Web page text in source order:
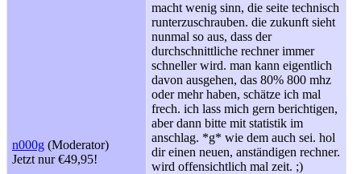
n000g (Moderator)
Jetzt nur €49,95!
macht wenig sinn, die seite technisch
runterzuschrauben. die zukunft sieht
nunmal so aus, dass der
durchschnittliche rechner immer
schneller wird. man kann eigentlich
davon ausgehen, das 80% 800 mhz
oder mehr haben, schätze ich mal
frech. ich lass mich gern berichtigen,
aber dann bitte mit statistik im
anschlag. *g* wie dem auch sei. hol
dir einen neuen, anständigen rechner.
wird offensichtlich mal zeit. ;)